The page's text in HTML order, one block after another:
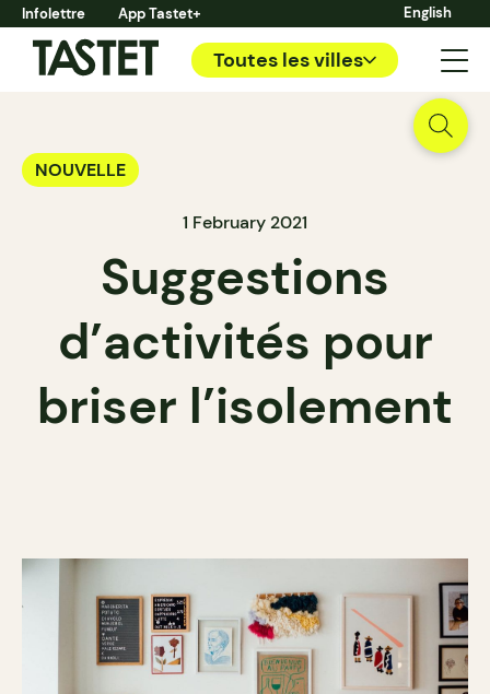
Infolettre App Tastet+ English
Toutes les villes
NOUVELLE
1 February 2021
Suggestions
d’activités pour
briser l’isolement